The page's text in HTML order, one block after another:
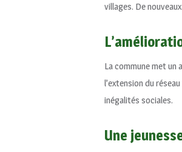
villages. De
La commune met un
l’extension du
inégalités sociales.
Une